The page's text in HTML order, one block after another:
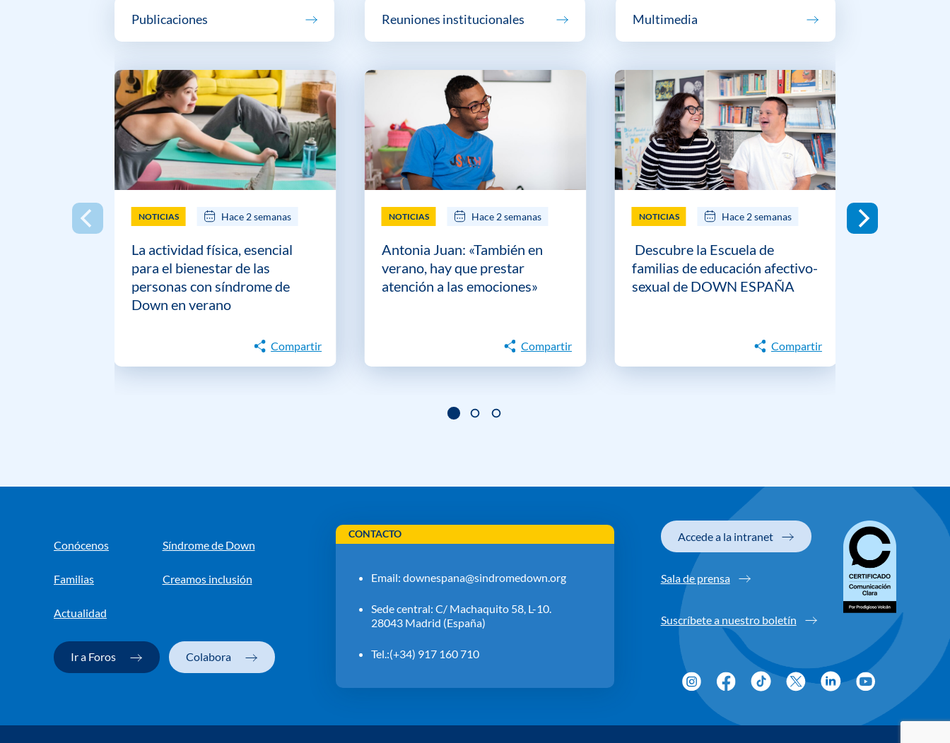
Publicaciones Reuniones institucionales Multimedia
NOTICIAS Hace 2 semanas
La actividad física, esencial
para el bienestar de las
personas con síndrome de
Down en verano
Compartir
NOTICIAS Hace 2 semanas
Antonia Juan: «También en
verano, hay que prestar
atención a las emociones»
Compartir
NOTICIAS Hace 2 semanas
Descubre la Escuela de
familias de educación afectivo-
sexual de DOWN ESPAÑA
Compartir
Conócenos Síndrome de Down
Familias Creamos inclusión
Actualidad
Ir a Foros Colabora
CONTACTO
Email:downespana@sindromedown.org
Sede central: C/ Machaquito 58, L-10.
28043 Madrid (España)
Tel.:(+34) 917 160 710
Accede a la intranet
Sala de prensa
Suscríbete a nuestro boletín